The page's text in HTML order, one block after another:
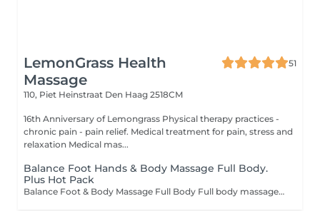
LemonGrass Health
Massage
51
110, Piet Heinstraat Den Haag 2518CM
16th Anniversary of Lemongrass Physical therapy practices -
chronic pain - pain relief. Medical treatment for pain, stress and
relaxation Medical mas...
Balance Foot Hands & Body Massage Full Body.
Plus Hot Pack
Balance Foot & Body Massage Full Body Full body massage is a form of massage therapy that involves massaging the entire body using professional techniques that can help relieve muscle pain, promote relaxation, and reduce stress. A full body massage typically includes the back, legs, arms, head, shoulders, and feet.